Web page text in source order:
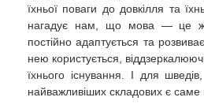
їхньої поваги до довкілля та
нагадує нам, що мова — це
постійно адаптується та
нею користується,
їхнього існування. І для
найважливіших складових є саме